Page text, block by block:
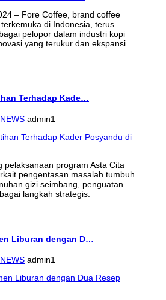
– Fore Coffee, brand coffee
di Indonesia, terus
pelopor dalam industri kopi
yang terukur dan ekspansi
Terhadap Kade…
admin1
pelaksanaan program Asta Cita
pengentasan masalah tumbuh
gizi seimbang, penguatan
langkah strategis.
Liburan dengan D…
admin1